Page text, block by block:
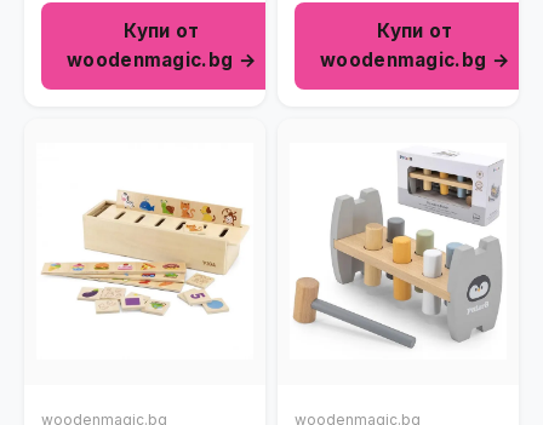
Купи от
woodenmagic.bg →
Купи от
woodenmagic.bg →
woodenmagic.bg woodenmagic.bg